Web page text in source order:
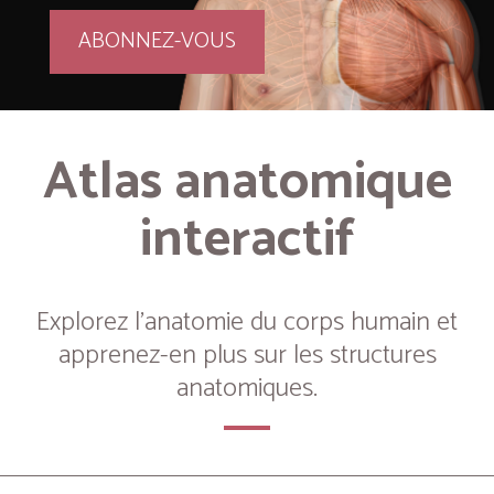
ABONNEZ-VOUS
Atlas anatomique
interactif
Explorez l’anatomie du corps humain et
apprenez-en plus sur les structures
anatomiques.